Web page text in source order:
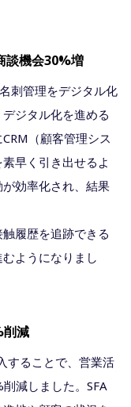
談機会30%増
刺管理をデジタル化
ジタル化を進める
（顧客管理シス
早く引き出せるよ
効率化され、結果
履歴を追跡できる
ようになりまし
削減
することで、営業活
減しました。SFA